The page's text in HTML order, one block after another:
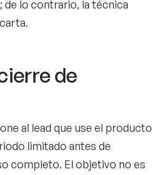
de lo contrario, la técnica
de
al lead que use el producto
limitado antes de
completo. El objetivo no es